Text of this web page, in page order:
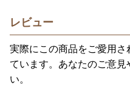
レビュー
実際にこの商品をご愛用
ています。あなたのご意見
い。